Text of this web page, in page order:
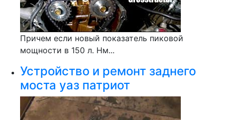
Причем если новый показатель пиковой
мощности в 150 л. Нм...
Устройство и ремонт заднего
моста уаз патриот